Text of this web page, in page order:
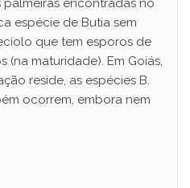
encontradas no
espécie de Butia sem
que tem esporos de
(na maturidade). Em Goiás,
reside, as espécies B.
ocorrem, embora nem